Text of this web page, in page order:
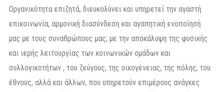
Οργανικότητα επιζητά, διευκολύνει και υπηρετεί την αγαστή
επικοινωνία, αρμονική διασύνδεση και αγαπητική ενοποίησή
μας με τους συναθρώπους μας, με την αποκάλυψη της φυσικής
και ιερής λειτουργίας των κοινωνικών ομάδων και
συλλογικοτήτων , του ζεύγους, της οικογένειας, της πόλης, του
έθνους, αλλά και άλλων, που υπηρετούν επιμέρους ανάγκες